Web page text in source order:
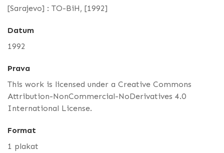
[Sarajevo] : TO-BiH, [1992]
Datum
1992
Prava
This work is licensed under a Creative Commons
Attribution-NonCommercial-NoDerivatives 4.0
International License.
Format
1 plakat